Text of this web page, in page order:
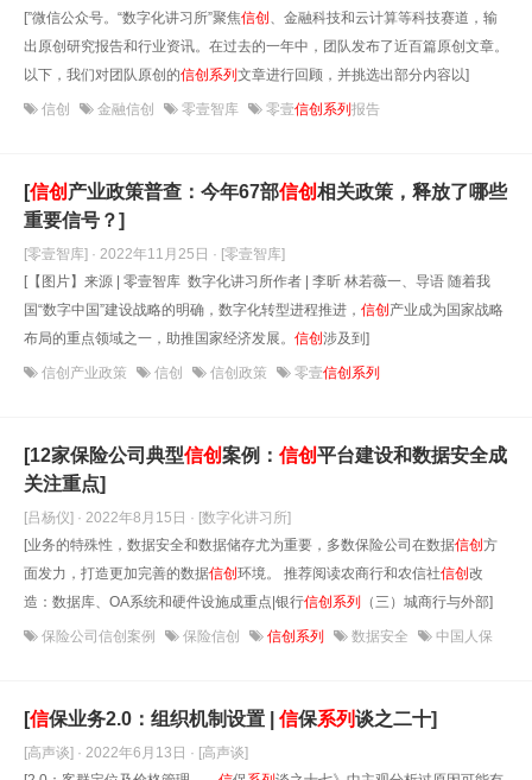
[”微信公众号。“数字化讲习所”聚焦信创、金融科技和云计算等科技赛道，输
出原创研究报告和行业资讯。在过去的一年中，团队发布了近百篇原创文章。
以下，我们对团队原创的信创系列文章进行回顾，并挑选出部分内容以]
信创 金融信创 零壹智库 零壹信创系列报告
[信创 产业政策普查：今年67部信创相关政策，释放了哪些
重要信号？]
[零壹智库] · 2022年11月25日 · [零壹智库]
[【图片】来源 | 零壹智库 数字化讲习所作者 | 李昕 林若薇一、导语 随着我
国“数字中国”建设战略的明确，数字化转型进程推进， 信创产业成为国家战略
布局的重点领域之一，助推国家经济发展。 信创涉及到]
信创产业政策 信创 信创政策 零壹信创系列
[12家保险公司典型信创案例： 信创平台建设和数据安全成
关注重点]
[吕杨仪] · 2022年8月15日 · [数字化讲习所]
[业务的特殊性，数据安全和数据储存尤为重要，多数保险公司在数据信创方
面发力，打造更加完善的数据信创环境。 推荐阅读农商行和农信社信创改
造：数据库、OA系统和硬件设施成重点|银行信创系列 （三）城商行与外部]
保险公司信创案例 保险信创 信创系列 数据安全 中国人保
[信保业务2.0：组织机制设置 | 信保系列谈之二十]
[高声谈] · 2022年6月13日 · [高声谈]